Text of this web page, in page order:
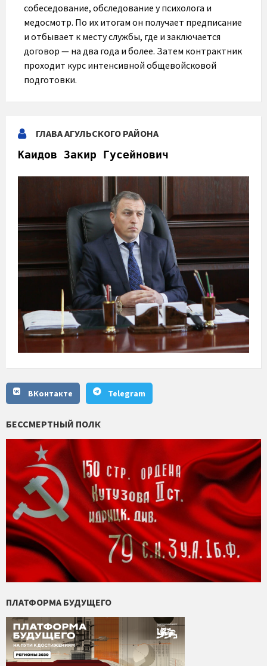
собеседование, обследование у психолога и
медосмотр. По их итогам он получает предписание
и отбывает к месту службы, где и заключается
договор — на два года и более. Затем контрактник
проходит курс интенсивной общевойсковой
подготовки.
ГЛАВА АГУЛЬСКОГО РАЙОНА
Каидов Закир Гусейнович
ВКонтакте Telegram
БЕССМЕРТНЫЙ ПОЛК
ПЛАТФОРМА БУДУЩЕГО